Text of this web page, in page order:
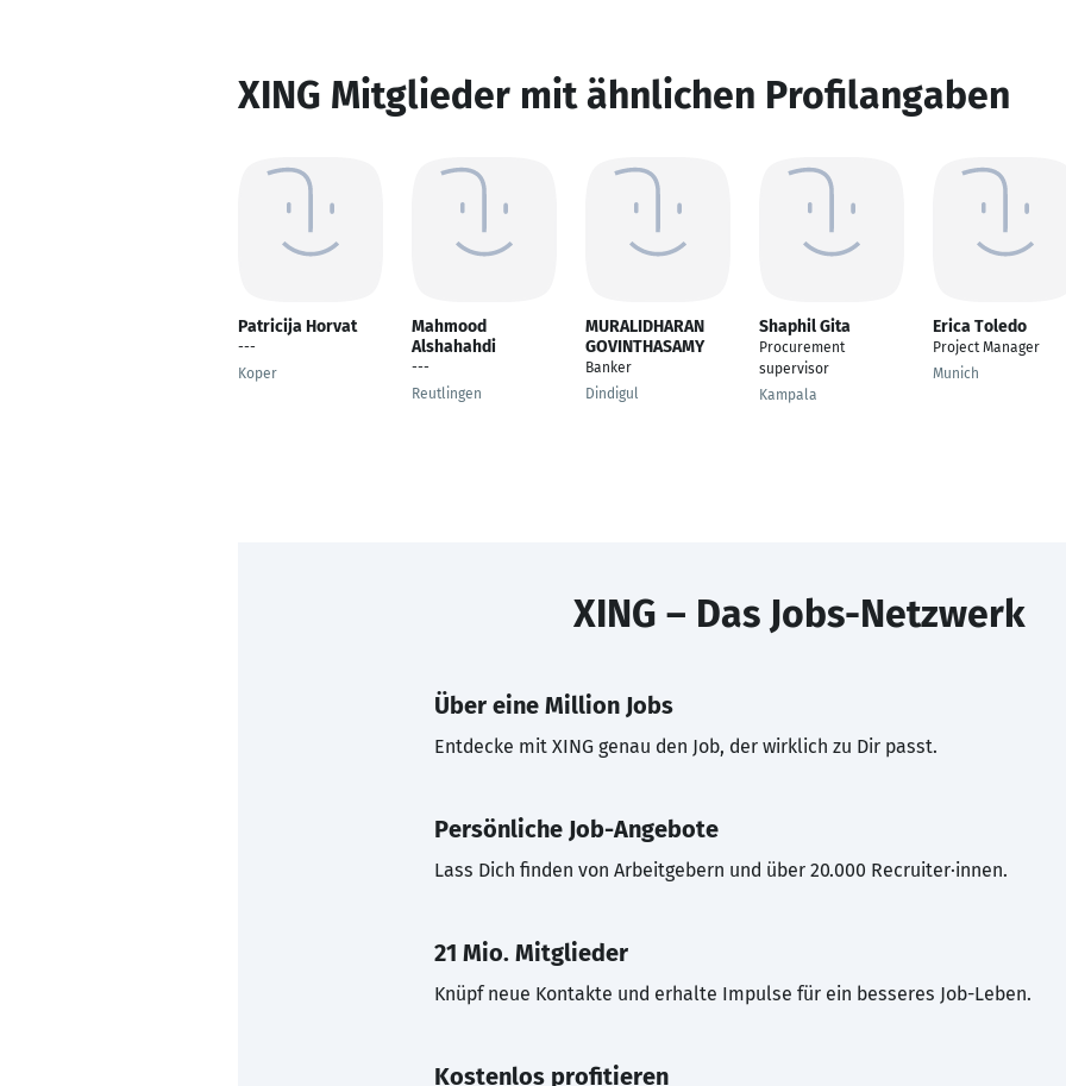
XING Mitglieder mit ähnlichen Profilangaben
Patricija Horvat
---
Koper
Mahmood
Alshahahdi
---
Reutlingen
MURALIDHARAN
GOVINTHASAMY
Banker
Dindigul
Shaphil Gita
Procurement
supervisor
Kampala
Erica Toledo
Project Manager
Munich
XING – Das Jobs-Netzwerk
Über eine Million Jobs
Entdecke mit XING genau den Job, der wirklich zu Dir passt.
Persönliche Job-Angebote
Lass Dich finden von Arbeitgebern und über 20.000 Recruiter·innen.
21 Mio. Mitglieder
Knüpf neue Kontakte und erhalte Impulse für ein besseres Job-Leben.
Kostenlos profitieren